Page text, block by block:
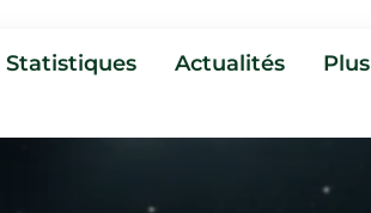
Statistiques Actualités Plus